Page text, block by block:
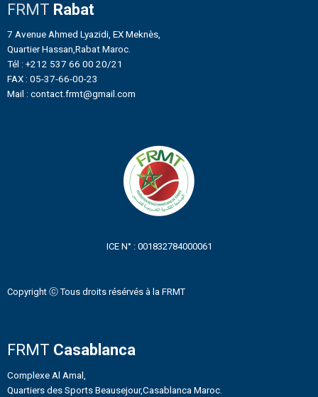
FRMT Rabat
7 Avenue Ahmed Lyazidi, EX Meknès,
Quartier Hassan,Rabat Maroc.
Tél : +212 537 66 00 20/21
FAX : 05-37-66-00-23
Mail : contact.frmt@gmail.com
ICE N° : 001832784000061
Copyright ⓒ Tous droits résérvés à la FRMT
FRMT Casablanca
Complexe Al Amal,
Quartiers des Sports Beausejour,Casablanca Maroc.